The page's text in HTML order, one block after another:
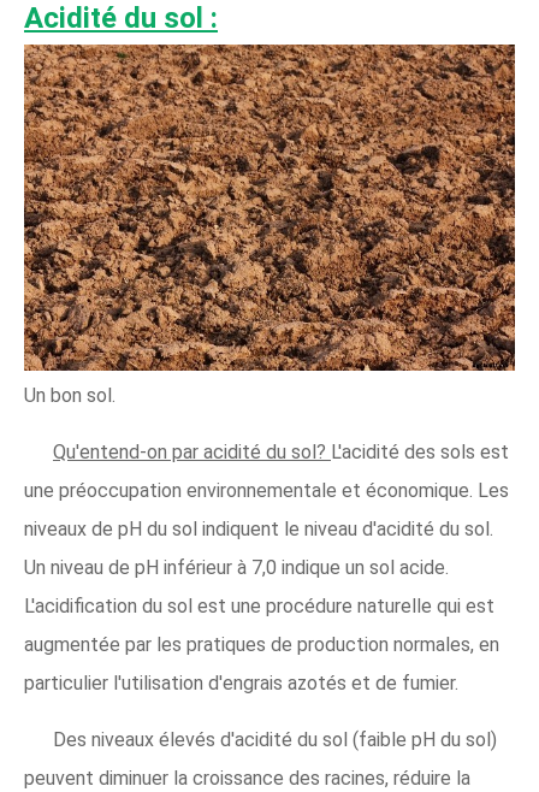
Acidité du sol :
Un bon sol.
Qu'entend-on par acidité du sol? L'acidité des sols est
une préoccupation environnementale et économique. Les
niveaux de pH du sol indiquent le niveau d'acidité du sol.
Un niveau de pH inférieur à 7,0 indique un sol acide.
L'acidification du sol est une procédure naturelle qui est
augmentée par les pratiques de production normales, en
particulier l'utilisation d'engrais azotés et de fumier.
Des niveaux élevés d'acidité du sol (faible pH du sol)
peuvent diminuer la croissance des racines, réduire la